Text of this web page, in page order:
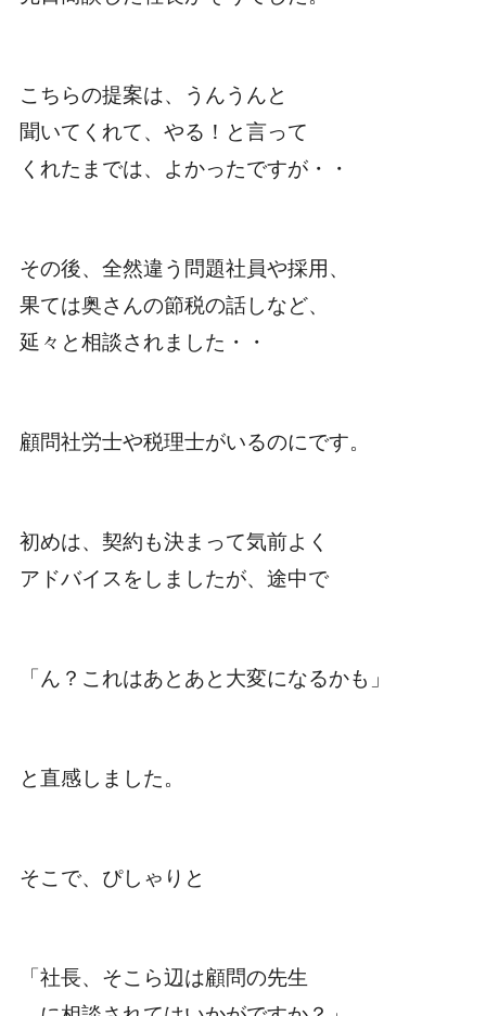
こちらの提案は、うんうんと
聞いてくれて、やる！と言って
くれたまでは、よかったですが・・
その後、全然違う問題社員や採用、
果ては奥さんの節税の話しなど、
延々と相談されました・・
顧問社労士や税理士がいるのにです。
初めは、契約も決まって気前よく
アドバイスをしましたが、途中で
「ん？これはあとあと大変になるかも」
と直感しました。
そこで、ぴしゃりと
「社長、そこら辺は顧問の先生